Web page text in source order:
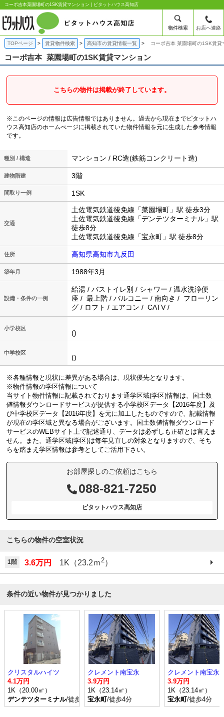
コーポ吉本菜園場町の1SK賃貸マンション | ピタットハウス高知店
物件検索 お店へ連絡
TOPページ 賃貸物件検索 高知市の賃貸情報一覧 コーポ吉本 菜園場町の1SK賃貸
コーポ吉本 菜園場町の1SK賃貸マンション
こちらの物件は掲載が終了しています。
※このページの情報は広告情報ではありません。過去から現在までピタットハ
ウス高知店のホームぺージに掲載されていた物件情報を元に生成した参考情報
です。
種別 / 構造 マンション / RC造(鉄筋コンクリート造)
建物階建 3階
間取り一例 1SK
交通
土佐電気鉄道後免線「菜園場町」駅 徒歩3分
土佐電気鉄道後免線「デンテツターミナル」駅
徒歩8分
土佐電気鉄道後免線「宝永町」駅 徒歩8分
住所 高知県高知市九反田
築年月 1988年3月
設備・条件の一例
給湯 / バストイレ別 / シャワー / 温水洗浄便
座 / 最上階 / バルコニー / 南向き / フローリン
グ / ロフト / エアコン / CATV /
小学校区
()
中学校区
()
※各種情報と現状に差異がある場合は、現状優先となります。
※物件情報の学区情報について
当サイト物件情報に記載されております通学区域(学区)情報は、国土数
値情報ダウンロードサービスが提供する小学校区データ【2016年度】及
び中学校区データ【2016年度】を元に加工したものですので、記載情報
が現在の学区域と異なる場合がございます。国土数値情報ダウンロード
サービスのWEBサイト上で記述通り、データは必ずしも正確とは言えま
せん。また、通学区域(学区)は毎年見直しの対象となりますので、そち
らを踏まえ学区情報は参考としてご活用下さい。
お部屋探しのご依頼はこちら
088-821-7250
ピタットハウス高知店
こちらの物件の空室状況
1階 3.6万円 1K（23.2ｍ2）
条件の近い物件が見つかりました
クリスタルハイツ
4.1万円
1K（20.00㎡）
デンテツターミナル/徒歩5分
クレメント南宝永
3.9万円
1K（23.14㎡）
宝永町/徒歩4分
クレメント南宝永
3.9万円
1K（23.14㎡）
宝永町/徒歩4分